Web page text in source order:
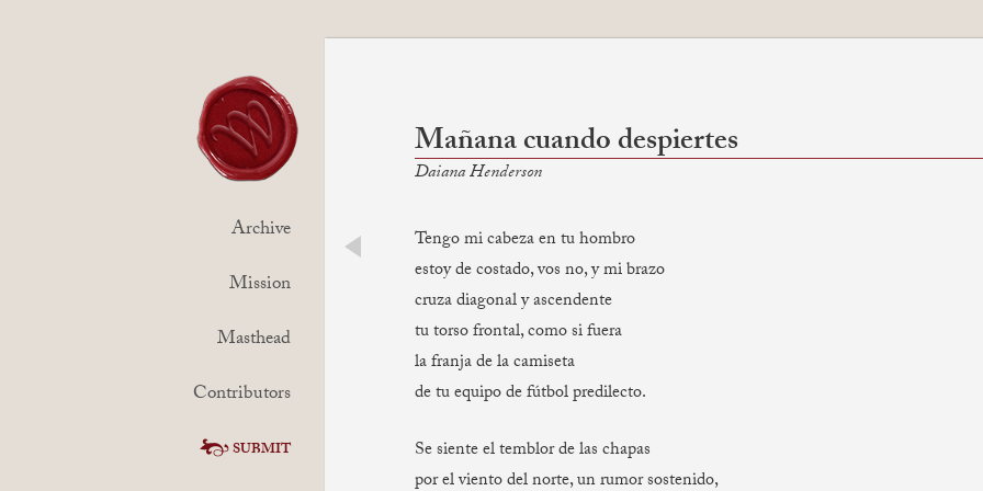
Archive
Mission
Masthead
Contributors
SUBMIT
Mañana cuando despiertes
Daiana Henderson
Tengo mi cabeza en tu hombro
estoy de costado, vos no, y mi brazo
cruza diagonal y ascendente
tu torso frontal, como si fuera
la franja de la camiseta
de tu equipo de fútbol predilecto.
Se siente el temblor de las chapas
por el viento del norte, un rumor sostenido,